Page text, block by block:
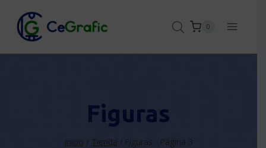
contenido
0
Figuras
Inicio / Tienda / Figuras - Página 3